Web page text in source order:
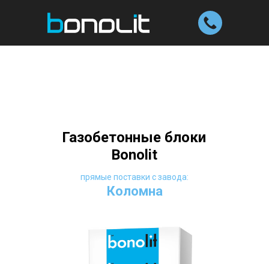
Газобетонные блоки
Bonolit
Коломна
прямые поставки с завода: